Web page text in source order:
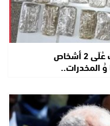
فرقة مكافحة العصابات طَاحْتْ عْلَى 2 أشخاص
وُ المخدرات..